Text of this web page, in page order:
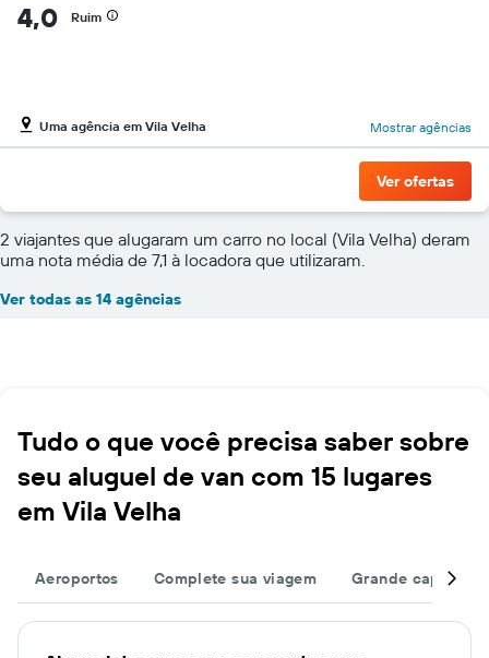
4,0 Ruim
Uma agência em Vila Velha Mostrar agências
Ver ofertas
2 viajantes que alugaram um carro no local (Vila Velha) deram
uma nota média de 7,1 à locadora que utilizaram.
Ver todas as 14 agências
Tudo o que você precisa saber sobre
seu aluguel de van com 15 lugares
em Vila Velha
Aeroportos Complete sua viagem Grande